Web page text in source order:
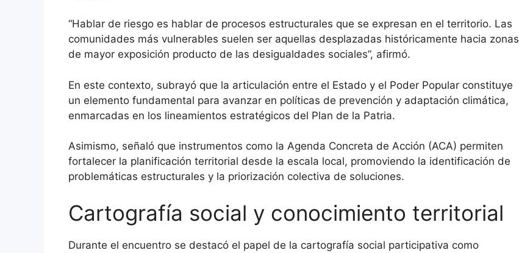
“Hablar de riesgo es hablar de procesos estructurales que se expresan en el territorio. Las
comunidades más vulnerables suelen ser aquellas desplazadas históricamente hacia zonas
de mayor exposición producto de las desigualdades sociales”, afirmó.
En este contexto, subrayó que la articulación entre el Estado y el Poder Popular constituye
un elemento fundamental para avanzar en políticas de prevención y adaptación climática,
enmarcadas en los lineamientos estratégicos del Plan de la Patria.
Asimismo, señaló que instrumentos como la Agenda Concreta de Acción (ACA) permiten
fortalecer la planificación territorial desde la escala local, promoviendo la identificación de
problemáticas estructurales y la priorización colectiva de soluciones.
Cartografía social y conocimiento territorial
Durante el encuentro se destacó el papel de la cartografía social participativa como